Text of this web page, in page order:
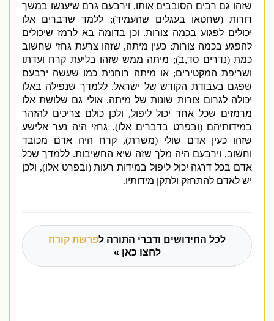
שזהו גם רבים הסובבים אותו,וירבעם גרם שיענשו במשך
דורות( שחטאו בעגלים שהעמיד);ללמד שדברים אלו
יכולים לפגוע בכמה צורות.וכן בדומה בא לרמז שיכולים
להפגע בכמה צורות:כעין מיתה,שזהו צרעת גחזי שחשוב
כמת(נדרים סד,ב);מיתה ממש שזהו בליעת קרח ועדתו
ושריפת המקטירים;או מיתה רוחנית כמו שעשה ירבעם
שפגם בעבודת הקודש של ישראל.ללמדך שנפילה באלו
יכולה לגרום צורות שונות של מיתה.אולי גם שלושת אלו
מרמזים שכל אחד יכול ליפול,ולכן כולם צריכים להזהר
במידותיהם(ובפרט בדברים אלו),גחזי היה נער אלישע
שזהו כעין אדם שולי( משרת),קרח היה אדם מכובד
וחשוב,וירבעם היה מלך שזה שיא החשיבות.ללמדך שכל
אדם בכל דרגה יכול ליפול במידות רעות(ובפרט אלו),ולכן
יש לאדם להתחזק ולתקןמידותיו.
לכל החידושים ודברי התורה לפרשת קורח
לחצו כאן »